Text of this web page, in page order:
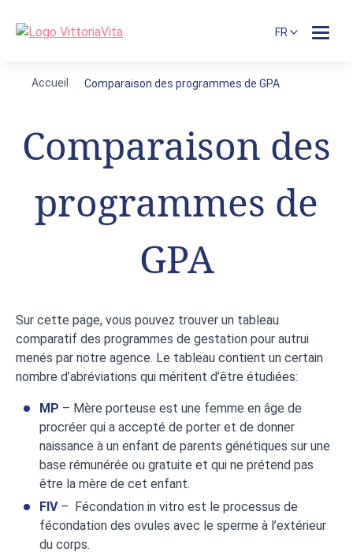
FR
Accueil Comparaison des programmes de GPA
Comparaison des
programmes de
GPA
Sur cette page, vous pouvez trouver un tableau
comparatif des programmes de gestation pour autrui
menés par notre agence. Le tableau contient un certain
nombre d’abréviations qui méritent d’être étudiées:
MP – Mère porteuse est une femme en âge de
procréer qui a accepté de porter et de donner
naissance à un enfant de parents génétiques sur une
base rémunérée ou gratuite et qui ne prétend pas
être la mère de cet enfant.
FIV– Fécondation in vitro est le processus de
fécondation des ovules avec le sperme à l’extérieur
du corps.